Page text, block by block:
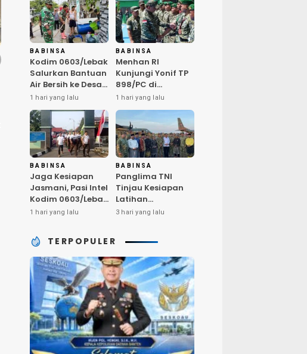
BABINSA
Kodim 0603/Lebak
Salurkan Bantuan
Air Bersih ke Desa
Bungurmekar,
Ringankan Beban
Warga
Terdampak
Kemarau
1 hari yang lalu
BABINSA
Menhan RI
Kunjungi Yonif TP
898/PC di
Kampar,
Tegaskan
Kualitas SDM
Kunci Kekuatan
TNI
1 hari yang lalu
BABINSA
Jaga Kesiapan
Jasmani, Pasi Intel
Kodim 0603/Lebak
Pimpin Pembinaan
1 hari yang lalu
BABINSA
Panglima TNI
Tinjau Kesiapan
Latihan
Terintegrasi TNI
3 hari yang lalu
TERPOPULER